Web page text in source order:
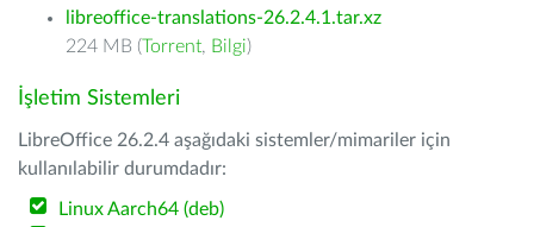
libreoffice-translations-26.2.4.1.tar.xz
224 MB (Torrent, Bilgi)
İşletim Sistemleri
LibreOffice 26.2.4 aşağıdaki sistemler/mimariler için
kullanılabilir durumdadır:
Linux Aarch64 (deb)